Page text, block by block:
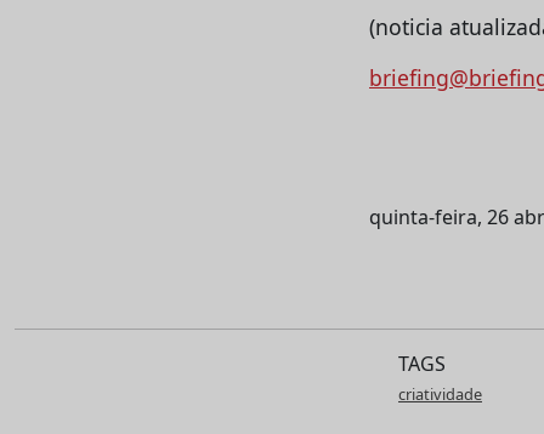
(noticia
quinta-feira, 26
TAGS
criatividade